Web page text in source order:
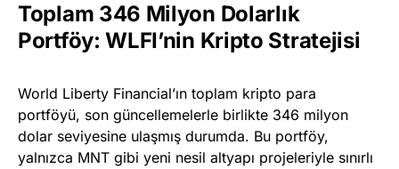
Toplam 346 Milyon Dolarlık
Portföy: WLFI’nin Kripto Stratejisi
World Liberty Financial’ın toplam kripto para
portföyü, son güncellemelerle birlikte 346 milyon
dolar seviyesine ulaşmış durumda. Bu portföy,
yalnızca MNT gibi yeni nesil altyapı projeleriyle sınırlı